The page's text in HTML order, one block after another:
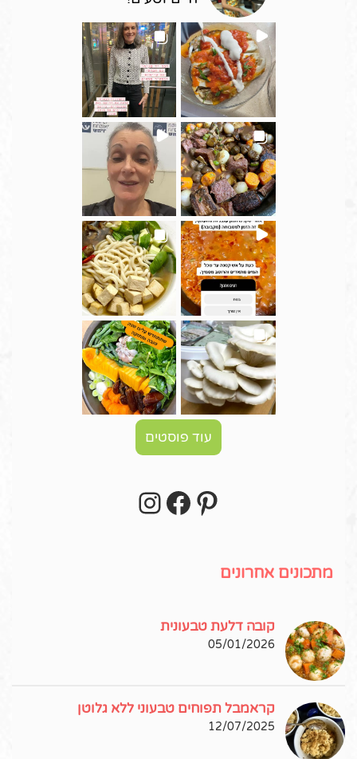
עוד פוסטים
Pinterest
Facebook
מתכונים אחרונים
קובה דלעת טבעונית
05/01/2026
קראמבל תפוחים טבעוני ללא גלוטן
12/07/2025